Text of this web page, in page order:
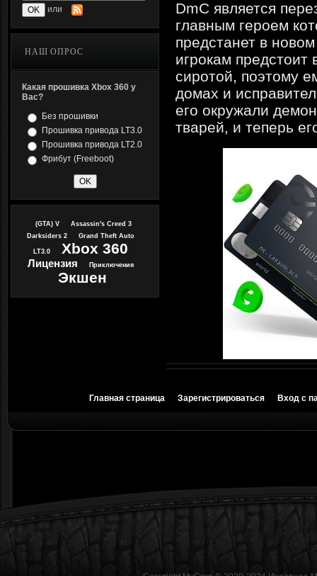
или
НАШ ОПРОС
Какая прошивка Xbox 360 у
Вас?
Без прошивки
Прошивка привода LT3.0
Прошивка привода LT2.0
Фрибут (Freeboot)
(GTA) V
Assassin's Creed 3
Darksiders 2
Grand Theft Auto
LT3.0 Xbox 360
Лицензия Приключения
Экшен
DmC является
главным героем
предстанет в
игрокам
сиротой, поэтому
домах и
его окружали
тварей, и теперь
Главная страница Зарегистрироваться Вход с